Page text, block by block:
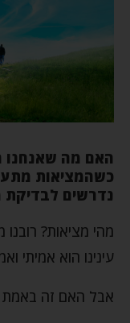
האם מה שאנחנו
כשהמציאות
נדרשים לבדיקת
מהי מציאות?
עינינו הוא אמיתי
אבל האם זה באמת